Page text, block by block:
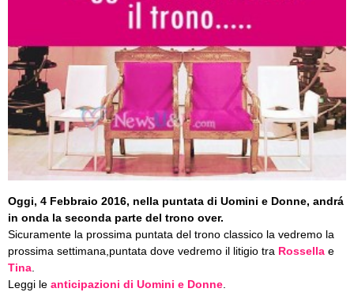
Oggi, 4 Febbraio 2016, nella puntata di Uomini e Donne, andrá
in onda la seconda parte del trono over.
Sicuramente la prossima puntata del trono classico la vedremo la
prossima settimana,puntata dove vedremo il litigio tra Rossella e
Tina
Leggi le anticipazioni di Uomini e Donne